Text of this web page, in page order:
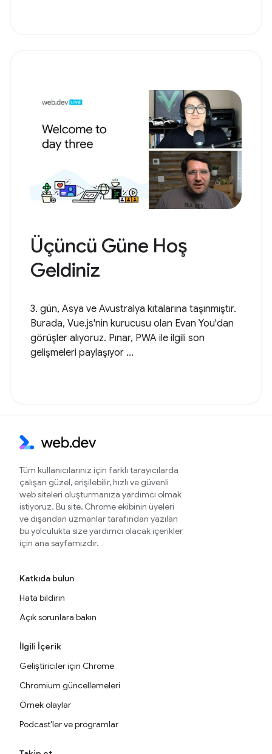
Üçüncü Güne Hoş
Geldiniz
3. gün, Asya ve Avustralya kıtalarına taşınmıştır.
Burada, Vue.js'nin kurucusu olan Evan You'dan
görüşler alıyoruz. Pınar, PWA ile ilgili son
gelişmeleri paylaşıyor ...
Tüm kullanıcılarınız için farklı tarayıcılarda
çalışan güzel, erişilebilir, hızlı ve güvenli
web siteleri oluşturmanıza yardımcı olmak
istiyoruz. Bu site, Chrome ekibinin üyeleri
ve dışarıdan uzmanlar tarafından yazılan
bu yolculukta size yardımcı olacak içerikler
için ana sayfamızdır.
Katkıda bulun
Hata bildirin
Açık sorunlara bakın
İlgili İçerik
Geliştiriciler için Chrome
Chromium güncellemeleri
Örnek olaylar
Podcast'ler ve programlar